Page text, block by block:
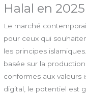
Halal en 2025
Le marché
pour ceux qui
les principes
basée sur la
conformes aux valeurs
digital, le potentiel est